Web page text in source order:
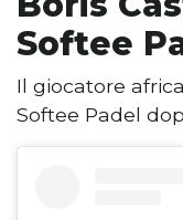
Softee
Il giocatore
Softee Padel